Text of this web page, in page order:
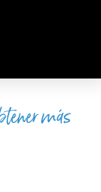
más